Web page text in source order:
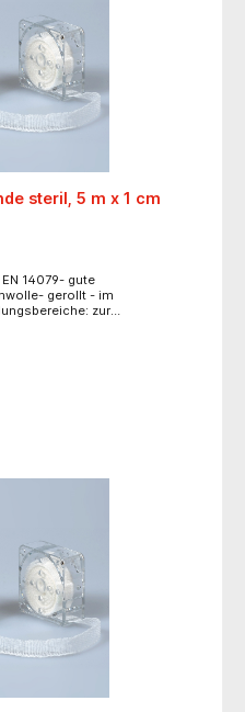
steril, 5 m x 1 cm
14079- gute
gerollt - im
zur
Tamponade von